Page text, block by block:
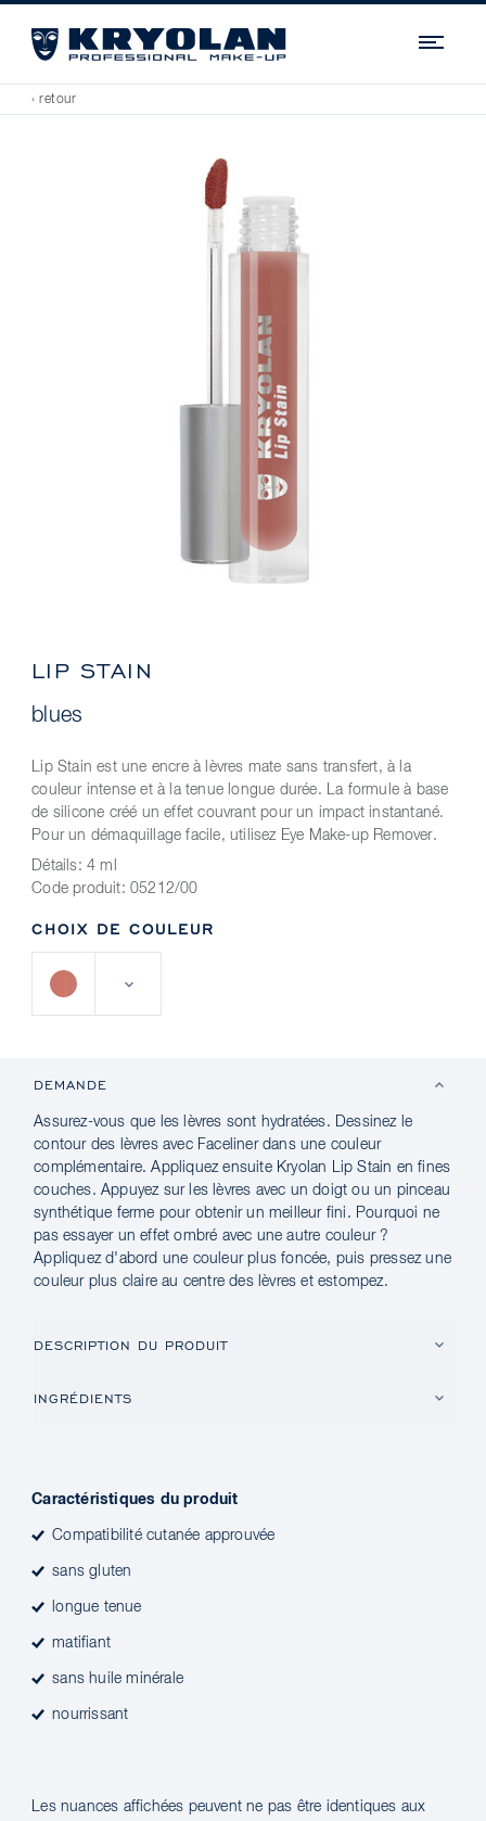
‹ retour
LIP STAIN
blues
Lip Stain est une encre à lèvres mate sans transfert, à la
couleur intense et à la tenue longue durée. La formule à base
de silicone créé un effet couvrant pour un impact instantané.
Pour un démaquillage facile, utilisez Eye Make-up Remover.
Détails: 4 ml
Code produit: 05212/00
CHOIX DE COULEUR
DEMANDE
Assurez-vous que les lèvres sont hydratées. Dessinez le
contour des lèvres avec Faceliner dans une couleur
complémentaire. Appliquez ensuite Kryolan Lip Stain en fines
couches. Appuyez sur les lèvres avec un doigt ou un pinceau
synthétique ferme pour obtenir un meilleur fini. Pourquoi ne
pas essayer un effet ombré avec une autre couleur ?
Appliquez d'abord une couleur plus foncée, puis pressez une
couleur plus claire au centre des lèvres et estompez.
DESCRIPTION DU PRODUIT
INGRÉDIENTS
Caractéristiques du produit
Compatibilité cutanée approuvée
sans gluten
longue tenue
matifiant
sans huile minérale
nourrissant
Les nuances affichées peuvent ne pas être identiques aux